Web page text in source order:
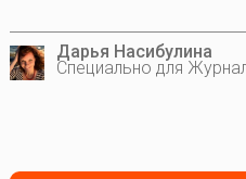
Дарья Насибулина
Специально для